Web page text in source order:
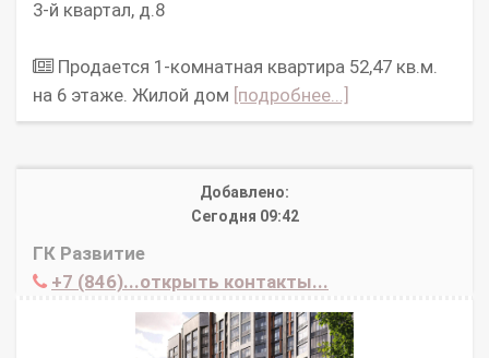
3-й квартал, д.8
Продается 1-комнатная квартира 52,47 кв.м.
на 6 этаже. Жилой дом [подробнее...]
Добавлено:
Сегодня 09:42
ГК Развитие
+7 (846)...открыть контакты...